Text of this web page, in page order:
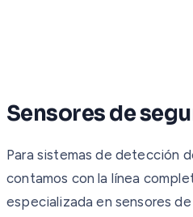
Sensores de
Para sistemas de detección
contamos con la línea
especializada en sensores